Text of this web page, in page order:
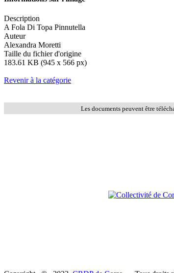
Description
A Fola Di Topa Pinnutella
Auteur
Alexandra Moretti
Taille du fichier d'origine
183.61 KB (945 x 566 px)
Revenir à la catégorie
Les documents peuvent être